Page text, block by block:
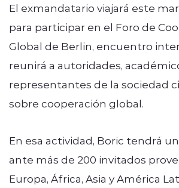
El exmandatario viajará este
para participar en el Foro de
Global de Berlin, encuentro
reunirá a autoridades,
representantes de la sociedad
sobre cooperación global.
En esa actividad, Boric tendrá
ante más de 200 invitados
Europa, África, Asia y América